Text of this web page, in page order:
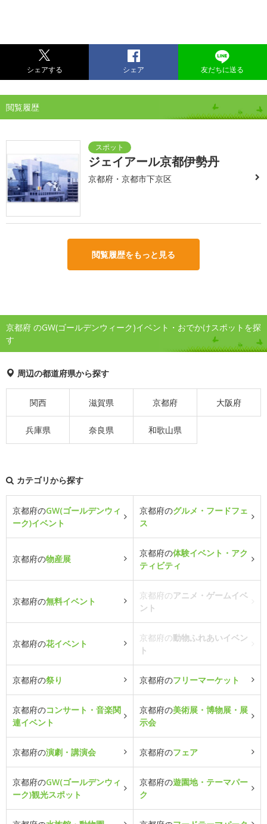
シェアする シェア 友だちに送る
閲覧履歴
ジェイアール京都伊勢丹
京都府・京都市下京区
閲覧履歴をもっと見る
京都府 のGW(ゴールデンウィーク)イベント・おでかけスポットを探
す
周辺の都道府県から探す
関西 滋賀県 京都府 大阪府
兵庫県 奈良県 和歌山県
カテゴリから探す
京都府のGW(ゴールデンウィ
ーク)イベント
京都府のグルメ・フードフェ
ス
京都府の物産展
京都府の体験イベント・アク
ティビティ
京都府の無料イベント
京都府のアニメ・ゲームイベ
ント
京都府の花イベント
京都府の動物ふれあいイベン
ト
京都府の祭り 京都府のフリーマーケット
京都府のコンサート・音楽関
連イベント
京都府の美術展・博物展・展
示会
京都府の演劇・講演会 京都府のフェア
京都府のGW(ゴールデンウィ
ーク)観光スポット
京都府の遊園地・テーマパー
ク